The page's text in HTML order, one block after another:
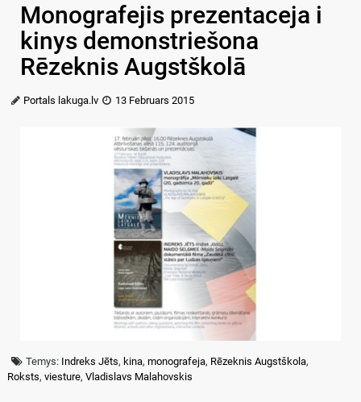
Monografejis prezentaceja i
kinys demonstriešona
Rēzeknis Augstškolā
Portals lakuga.lv 13 Februars 2015
Temys: Indreks Jēts, kina,monografeja, Rēzeknis Augstškola,
Roksts, viesture, Vladislavs Malahovskis